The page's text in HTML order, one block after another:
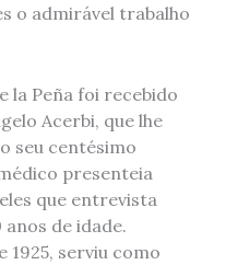
o admirável trabalho
la Peña foi recebido
Acerbi, que lhe
seu centésimo
presenteia
que entrevista
de idade.
1925, serviu como